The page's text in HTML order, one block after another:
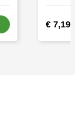
€ 7,19